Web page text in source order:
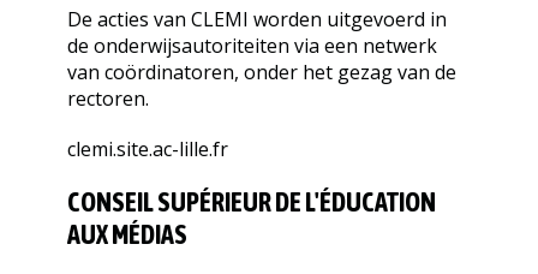
De acties van CLEMI worden uitgevoerd in
de onderwijsautoriteiten via een netwerk
van coördinatoren, onder het gezag van de
rectoren.
clemi.site.ac-lille.fr
CONSEIL SUPÉRIEUR DE L'ÉDUCATION
AUX MÉDIAS